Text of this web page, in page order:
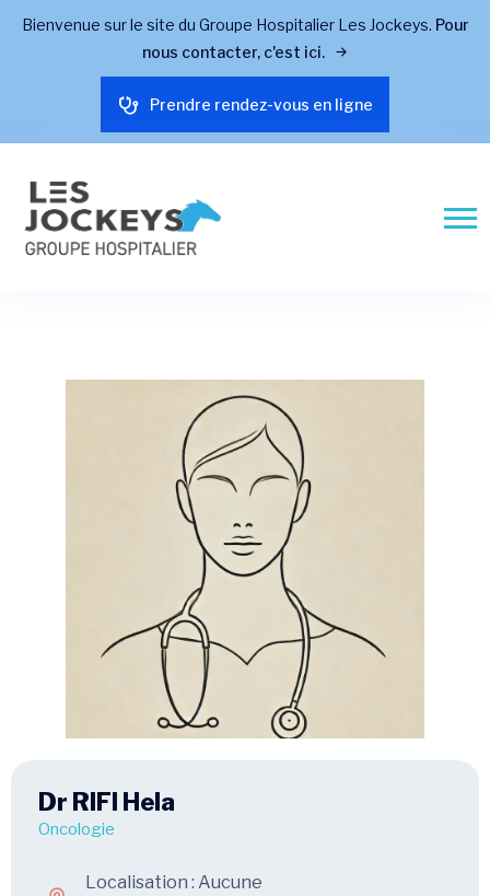
Bienvenue sur le site du Groupe Hospitalier Les Jockeys. Pour
nous contacter, c'est ici.
Prendre rendez-vous en ligne
Dr RIFI Hela
Oncologie
Localisation : Aucune